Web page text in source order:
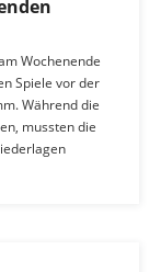
Wochenende
Spiele vor der
Während die
mussten die